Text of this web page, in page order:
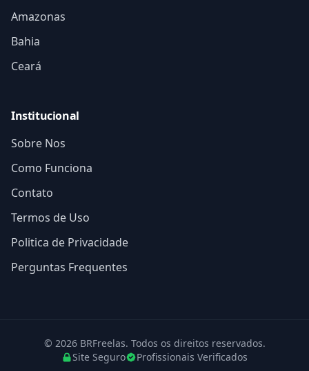
Amazonas
Bahia
Ceará
Institucional
Sobre Nos
Como Funciona
Contato
Termos de Uso
Politica de Privacidade
Perguntas Frequentes
© 2026 BRFreelas. Todos os direitos reservados.
Site Seguro
Profissionais Verificados